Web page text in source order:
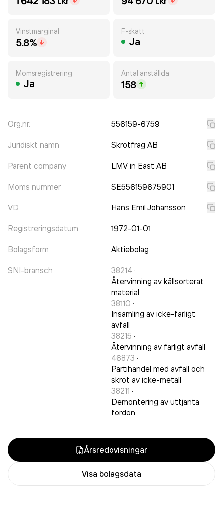
Vinstmarginal
5.8%
F-skatt
Ja
Momsregistrering
Ja
Antal anställda
158
Org.nr. 556159-6759
Juridiskt namn Skrotfrag AB
Parent company LMV in East AB
Moms nummer SE556159675901
VD Hans Emil Johansson
Registreringsdatum 1972-01-01
Bolagsform Aktiebolag
SNI-bransch 38214 ·
Återvinning av källsorterat
material
38110 ·
Insamling av icke-farligt
avfall
38215 ·
Återvinning av farligt avfall
46873 ·
Partihandel med avfall och
skrot av icke-metall
38211 ·
Demontering av uttjänta
fordon
Årsredovisningar
Visa bolagsdata